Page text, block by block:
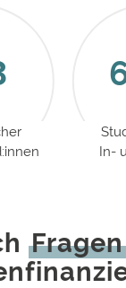
In-
Fragen